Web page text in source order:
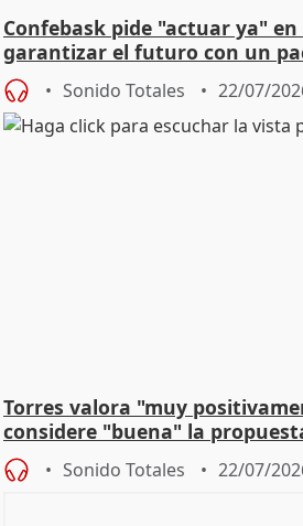
Confebask pide "actuar ya"
garantizar el futuro con un
Sonido Totales 22/07/
Torres valora "muy
considere "buena" la
Sonido Totales 22/07/